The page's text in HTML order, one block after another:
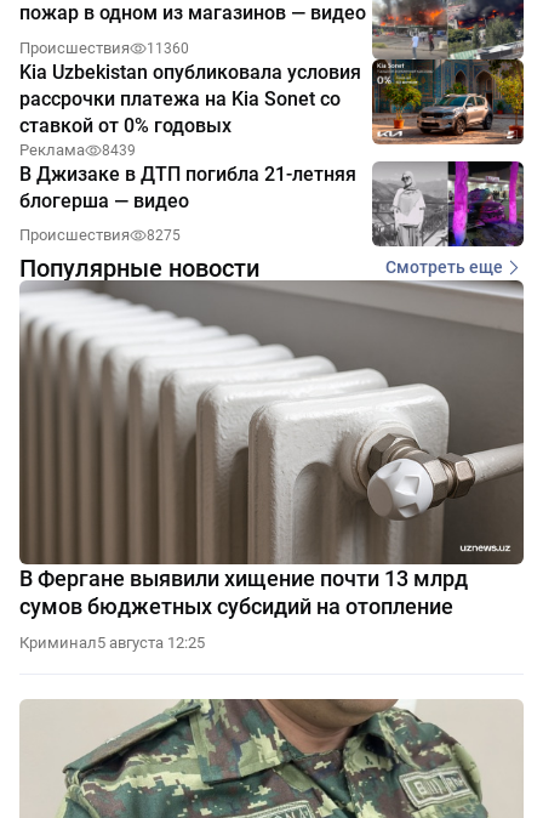
пожар в одном из магазинов — видео
Происшествия 11360
Kia Uzbekistan опубликовала условия
рассрочки платежа на Kia Sonet со
ставкой от 0% годовых
Реклама 8439
В Джизаке в ДТП погибла 21-летняя
блогерша — видео
Происшествия 8275
Популярные новости Смотреть еще
В Фергане выявили хищение почти 13 млрд
сумов бюджетных субсидий на отопление
Криминал5 августа 12:25